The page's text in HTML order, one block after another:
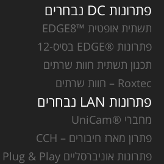
פתרונות DC נבחרים
תשתית אופטית ™EDGE8
פתרונות ®EDGE בסיס-12
תכנון תשתית חוות שרתים
Roxtec – חוות שרתים
פתרונות LAN נבחרים
מחברי ®UniCam
פתרון מארז חיבורים – CCH
פתרונות אוניברסליים Plug & Play